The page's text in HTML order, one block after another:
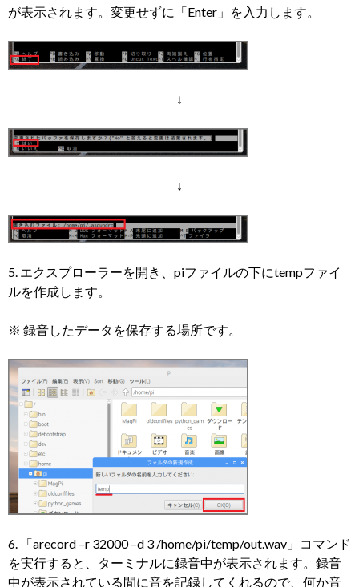
が表示されます。変更せずに「Enter」を入力します。
↓
↓
5. エクスプローラーを開き、piファイルの下にtempファイ
ルを作成します。
※ 録音したデータを保存する場所です。
6. 「arecord –r 32000 –d 3 /home/pi/temp/out.wav」コマンド
を実行すると、ターミナルに録音中が表示されます。録音
中が表示されている間に音を記録してくれるので、何か音